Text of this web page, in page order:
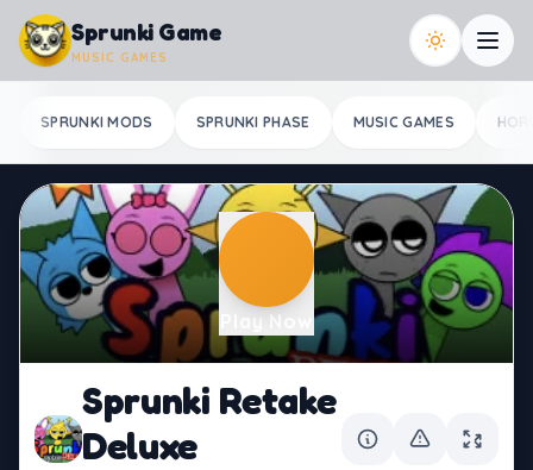
Skip to content
Sprunki Game
MUSIC GAMES
SPRUNKI MODS SPRUNKI PHASE MUSIC GAMES
Play Now
Sprunki Retake
Deluxe